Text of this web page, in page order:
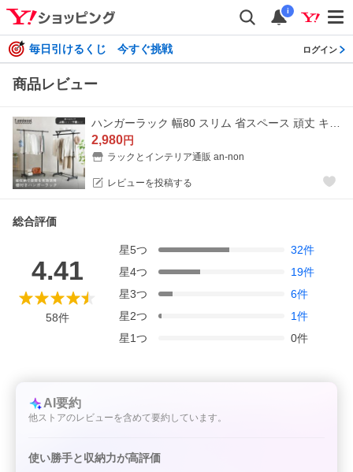
i
毎日引けるくじ 今すぐ挑戦 ログイン
商品レビュー
2,980円
ラックとインテリア通販 an-non
レビューを投稿する
総合評価
4.41
58件
星5つ 32件
星4つ 19件
星3つ 6件
星2つ 1件
星1つ 0件
AI要約
他ストアのレビューを含めて要約しています。
使い勝手と収納力が高評価